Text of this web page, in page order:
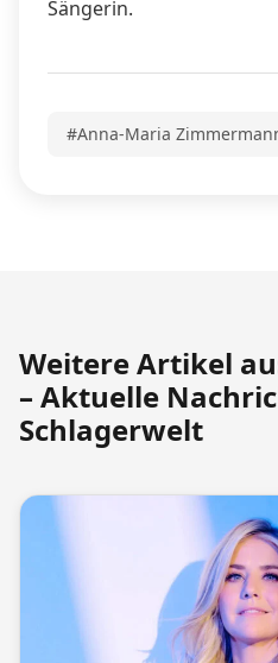
Sängerin.
#Anna-Maria
Weitere Artikel
– Aktuelle
Schlagerwelt